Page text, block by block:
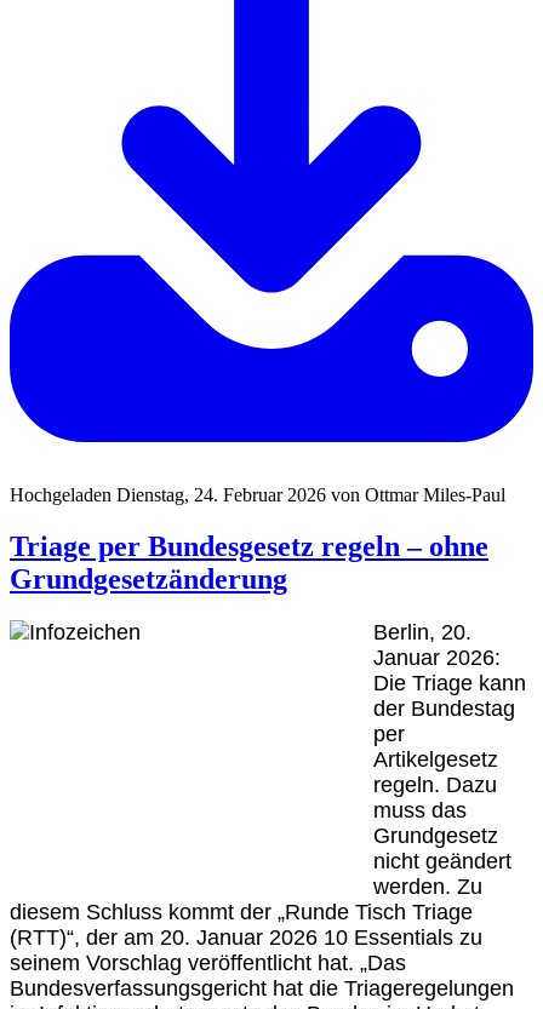
Hochgeladen Dienstag, 24. Februar 2026 von Ottmar Miles-Paul
Triage per Bundesgesetz regeln – ohne
Grundgesetzänderung
Berlin, 20.
Januar 2026:
Die Triage kann
der Bundestag
per
Artikelgesetz
regeln. Dazu
muss das
Grundgesetz
nicht geändert
werden. Zu
diesem Schluss kommt der „Runde Tisch Triage
(RTT)“, der am 20. Januar 2026 10 Essentials zu
seinem Vorschlag veröffentlicht hat. „Das
Bundesverfassungsgericht hat die Triageregelungen